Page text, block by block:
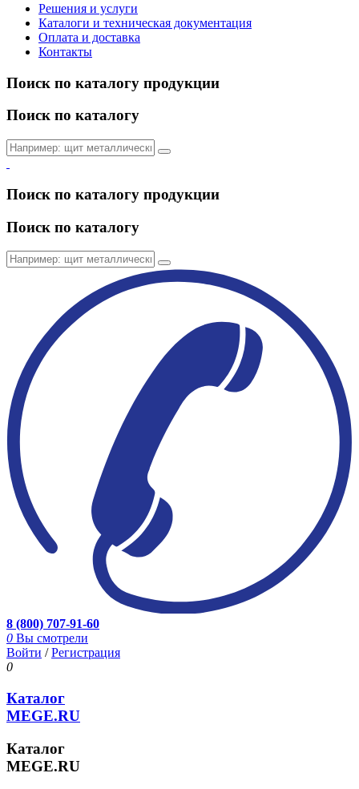
Решения и услуги
Каталоги и техническая документация
Оплата и доставка
Контакты
Поиск по каталогу продукции
Поиск по каталогу
Поиск по каталогу продукции
Поиск по каталогу
8 (800) 707-91-60
0 Вы смотрели
Войти /Регистрация
0
Каталог
MEGE.RU
Каталог
MEGE.RU